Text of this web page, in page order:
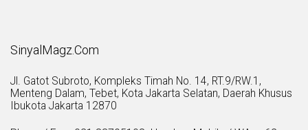
SinyalMagz.Com
Jl. Gatot Subroto, Kompleks Timah No. 14, RT.9/RW.1,
Menteng Dalam, Tebet, Kota Jakarta Selatan, Daerah Khusus
Ibukota Jakarta 12870